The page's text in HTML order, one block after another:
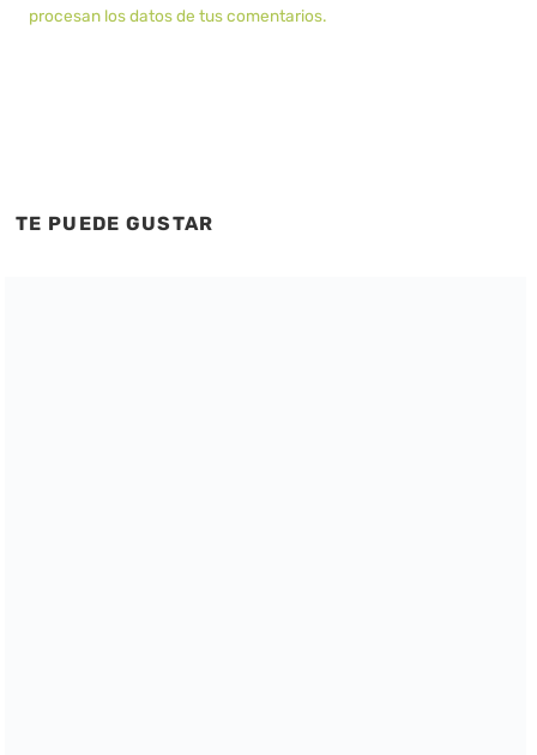
procesan los datos de tus comentarios.
TE PUEDE GUSTAR